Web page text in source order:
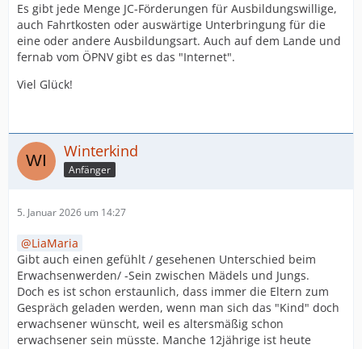
Es gibt jede Menge JC-Förderungen für Ausbildungswillige,
auch Fahrtkosten oder auswärtige Unterbringung für die
eine oder andere Ausbildungsart. Auch auf dem Lande und
fernab vom ÖPNV gibt es das "Internet".
Viel Glück!
Winterkind
Anfänger
5. Januar 2026 um 14:27
LiaMaria
Gibt auch einen gefühlt / gesehenen Unterschied beim
Erwachsenwerden/ -Sein zwischen Mädels und Jungs.
Doch es ist schon erstaunlich, dass immer die Eltern zum
Gespräch geladen werden, wenn man sich das "Kind" doch
erwachsener wünscht, weil es altersmäßig schon
erwachsener sein müsste. Manche 12jährige ist heute